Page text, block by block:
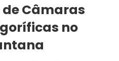
Câmaras
no